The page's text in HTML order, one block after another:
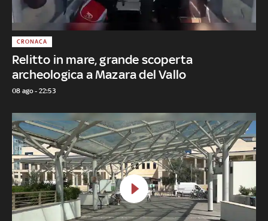
Relitto in mare, grande scoperta
archeologica a Mazara del Vallo
CRONACA
08 ago - 22:53